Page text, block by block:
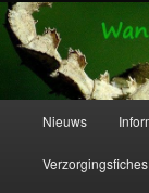
Spring
naar
primaire
inhoud
Bladeren
Wandelende
Nieuws